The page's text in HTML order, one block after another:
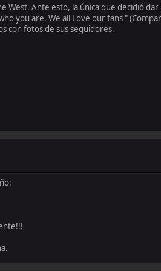
West. Ante esto, la única que decidió dar
you are. We all Love our fans "
con fotos de sus seguidores.